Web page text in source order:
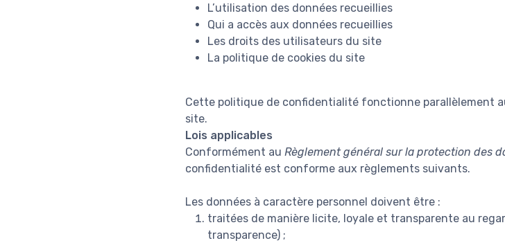
L’utilisation des données recueillies
Qui a accès aux données recueillies
Les droits des utilisateurs du site
La politique de cookies du site
Cette politique de confidentialité fonctionne parallèlement
site.
Lois applicables
Conformément au Règlement général sur la protection des
confidentialité est conforme aux règlements suivants.
Les données à caractère personnel doivent être :
traitées de manière licite, loyale et transparente au
transparence) ;